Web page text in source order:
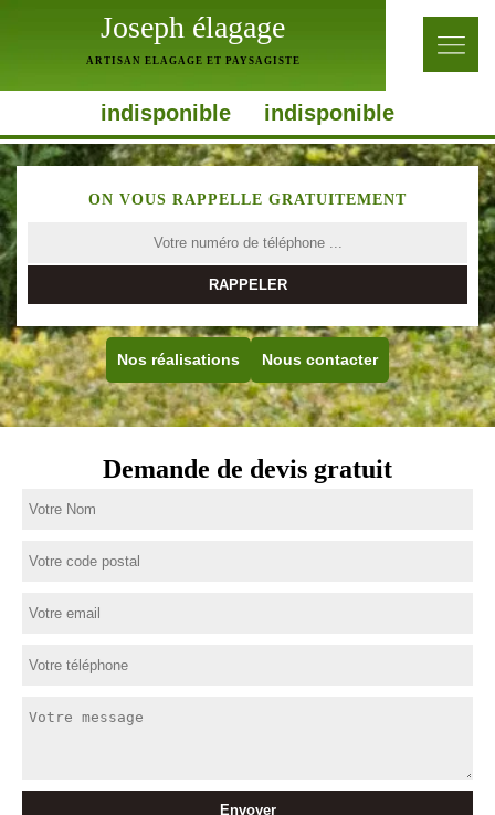
Joseph élagage
ARTISAN ELAGAGE ET PAYSAGISTE
indisponible indisponible
ON VOUS RAPPELLE GRATUITEMENT
Nos réalisations Nous contacter
Demande de devis gratuit